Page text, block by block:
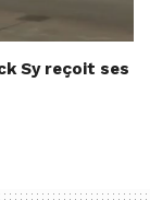
Sy reçoit ses